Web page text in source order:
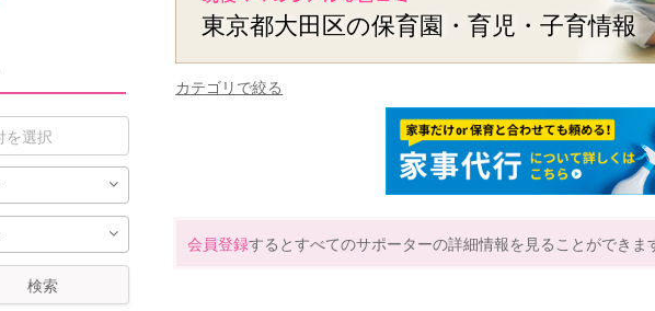
検索
東京都大田区の保育園・育児・子育情報
カテゴリで絞る
会員登録するとすべてのサポーターの詳細情報を見ることができま